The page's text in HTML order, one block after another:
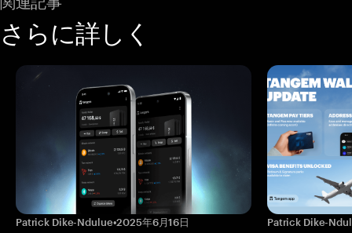
さらに詳しく
Patrick Dike-Ndulue•2025年6月16日 Patrick Dike-